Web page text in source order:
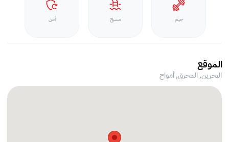
جيم مسبح أمن
الموقع
البحرين, المحرق,أمواج